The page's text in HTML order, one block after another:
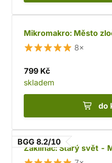
Mikromakro: Město
8×
799 Kč
skladem
do
BGG 8.2/10
Zaklínač: Starý svět -